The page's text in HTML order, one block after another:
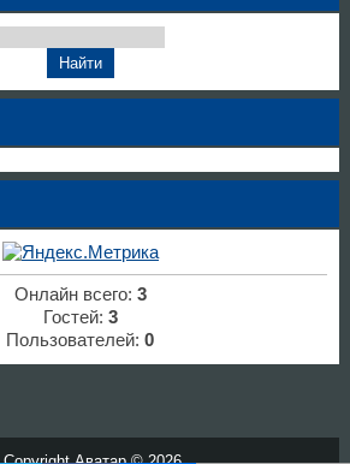
Онлайн всего: 3
Гостей: 3
Пользователей:0